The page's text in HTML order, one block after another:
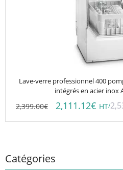
Lave-verre professionnel 400
intégrés en acier inox
2,399.00€ 2,111.12€ HT/
Catégories